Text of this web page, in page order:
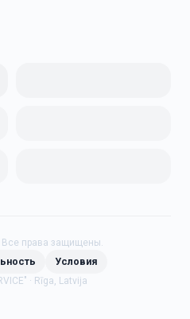
Все права защищены.
Условия
· Rīga, Latvija